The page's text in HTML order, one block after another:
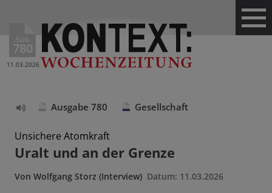
Ausg.
780
11.03.2026
vorlesen
Ausgabe 780 Gesellschaft
Unsichere Atomkraft
Uralt und an der Grenze
Von Wolfgang Storz (Interview) Datum: 11.03.2026